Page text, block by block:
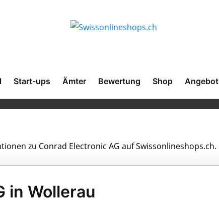
Start-ups Ämter Bewertung Shop Angebot
zu Conrad Electronic AG auf Swissonlineshops.ch.
in Wollerau